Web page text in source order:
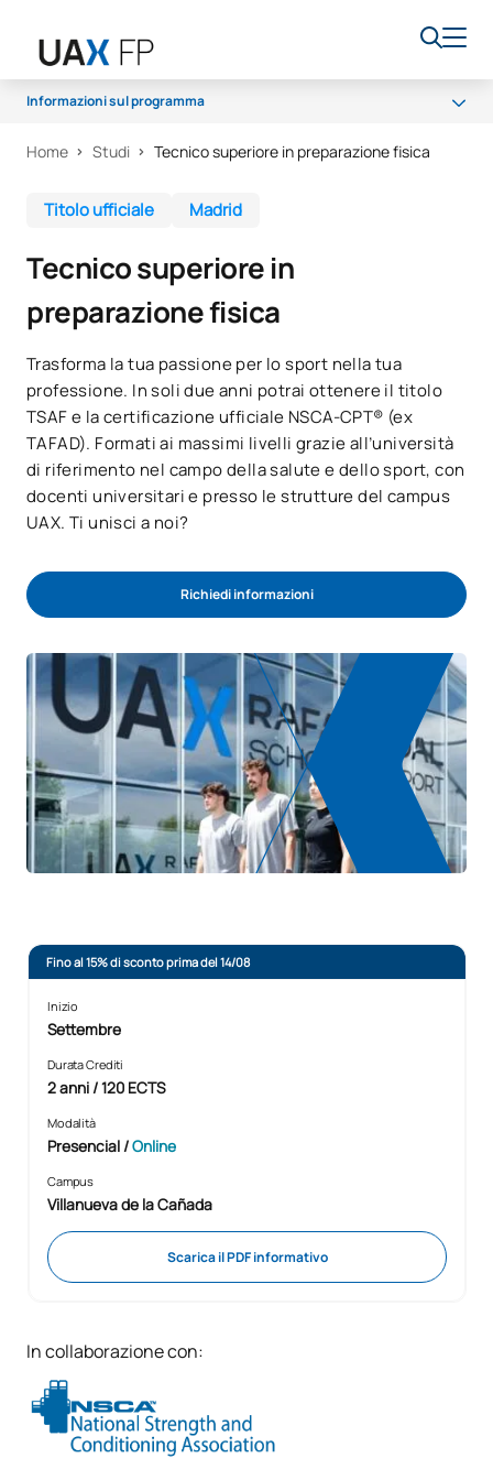
Informazioni sul programma
Programma
Opportunità di carriera
Home Studi Tecnico superiore in preparazione fisica
Titolo ufficiale Madrid
Tecnico superiore in
preparazione fisica
Trasforma la tua passione per lo sport nella tua
professione. In soli due anni potrai ottenere il titolo
TSAF e la certificazione ufficiale NSCA-CPT® (ex
TAFAD). Formati ai massimi livelli grazie all’università
di riferimento nel campo della salute e dello sport, con
docenti universitari e presso le strutture del campus
UAX. Ti unisci a noi?
Richiedi informazioni
Fino al 15% di sconto prima del 14/08
Inizio
Settembre
Durata Crediti
2 anni / 120 ECTS
Modalità
Presencial/Online
Campus
Villanueva de la Cañada
Scarica il PDF informativo
In collaborazione con: